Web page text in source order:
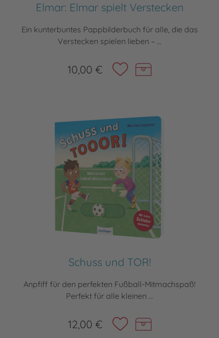
Elmar: Elmar spielt Verstecken
Ein kunterbuntes Pappbilderbuch für alle, die das
Verstecken spielen lieben – ...
10,00 €
Schuss und TOR!
Anpfiff für den perfekten Fußball-Mitmachspaß!
Perfekt für alle kleinen ...
12,00 €